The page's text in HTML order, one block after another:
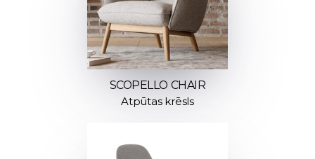
SCOPELLO CHAIR
Atpūtas krēsls